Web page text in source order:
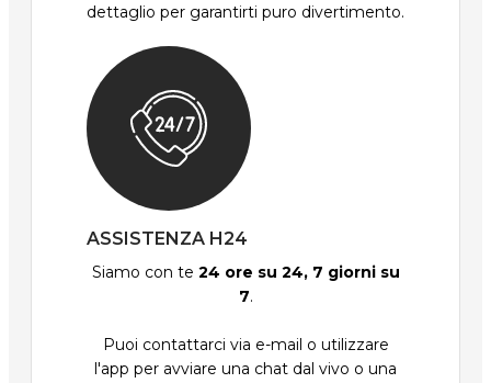
dettaglio per garantirti puro divertimento.
ASSISTENZA H24
Siamo con te 24 ore su 24, 7 giorni su
7.
Puoi contattarci via e-mail o utilizzare
l'app per avviare una chat dal vivo o una